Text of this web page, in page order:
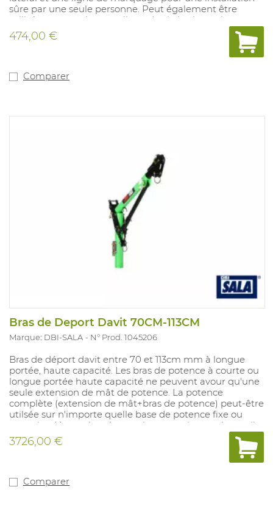
sûre par une seule personne. Peut également être
utilisé pour attacher une ligne de vie horizontale au
sommet du conteneur. Toujours à utiliser en
combinaison avec un harnais et un antichute.
Résistance statique : 12kN, résistance minimale à la
474,00 €
Comparer
Bras de Deport Davit 70CM-113CM
Marque: DBI-SALA N° Prod. 1045206
Bras de déport davit entre 70 et 113cm mm à longue
portée, haute capacité. Les bras de potence à courte ou
longue portée haute capacité ne peuvent avour qu'une
seule extension de mât de potence. La potence
complète (extension de mât+bras de potence) peut-être
utilsée sur n'importe quelle base de potence fixe ou
portative. L'enrouleur à rappel automatique et le treuil
peuvent être montés à l'avant ou à l'arrière, que ce soit
sur le mât inférieur universel ou l'extension de mât de
kg avec des bases fixes. en application antichute: 2
3726,00 €
Comparer